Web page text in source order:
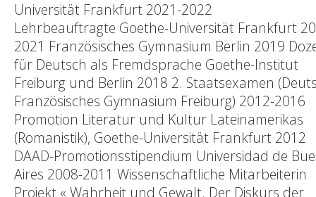
Universität Frankfurt 2021-2022
Lehrbeauftragte Goethe-Universität Frankfurt
2021 Französisches Gymnasium Berlin 2019
für Deutsch als Fremdsprache Goethe-Institut
Freiburg und Berlin 2018 2. Staatsexamen
Französisches Gymnasium Freiburg) 2012-2016
Promotion Literatur und Kultur Lateinamerikas
(Romanistik), Goethe-Universität Frankfurt 2012
DAAD-Promotionsstipendium Universidad de
Aires 2008-2011 Wissenschaftliche Mitarbeiterin
Projekt « Wahrheit und Gewalt. Der Diskurs der